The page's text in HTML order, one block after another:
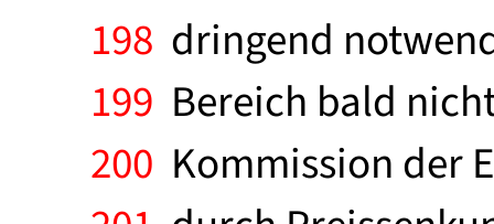
198 dringend
199 Bereich bald
200 Kommission der